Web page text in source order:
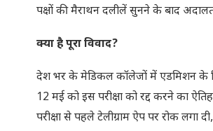
पक्षों की मैराथन दलीलें सुनने के बाद
क्या है पूरा विवाद?
देश भर के मेडिकल कॉलेजों में एडमिशन के
12 मई को इस परीक्षा को रद्द करने का
परीक्षा से पहले टेलीग्राम ऐप पर रोक लगा